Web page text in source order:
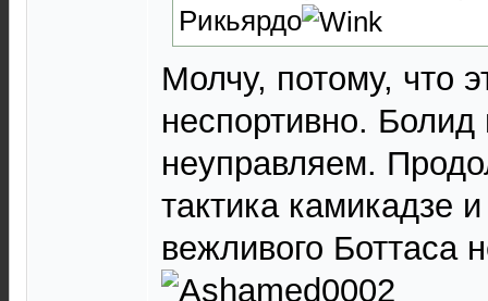
Рикьярдо
Молчу, потому, что
неспортивно.
неуправляем.
тактика камикадзе
вежливого Боттаса